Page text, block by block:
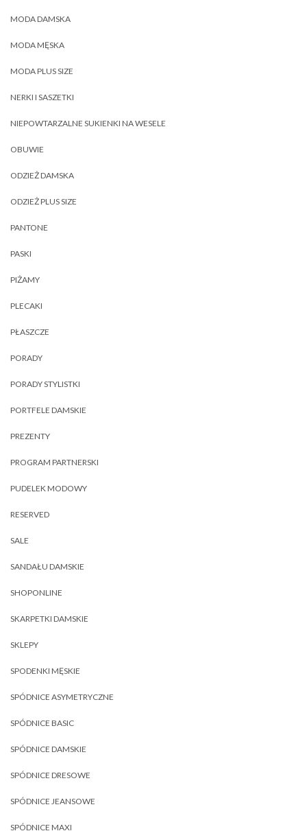
MODA DAMSKA
MODA MĘSKA
MODA PLUS SIZE
NERKI I SASZETKI
NIEPOWTARZALNE SUKIENKI NA WESELE
OBUWIE
ODZIEŻ DAMSKA
ODZIEŻ PLUS SIZE
PANTONE
PASKI
PIŻAMY
PLECAKI
PŁASZCZE
PORADY
PORADY STYLISTKI
PORTFELE DAMSKIE
PREZENTY
PROGRAM PARTNERSKI
PUDELEK MODOWY
RESERVED
SALE
SANDAŁU DAMSKIE
SHOPONLINE
SKARPETKI DAMSKIE
SKLEPY
SPODENKI MĘSKIE
SPÓDNICE ASYMETRYCZNE
SPÓDNICE BASIC
SPÓDNICE DAMSKIE
SPÓDNICE DRESOWE
SPÓDNICE JEANSOWE
SPÓDNICE MAXI